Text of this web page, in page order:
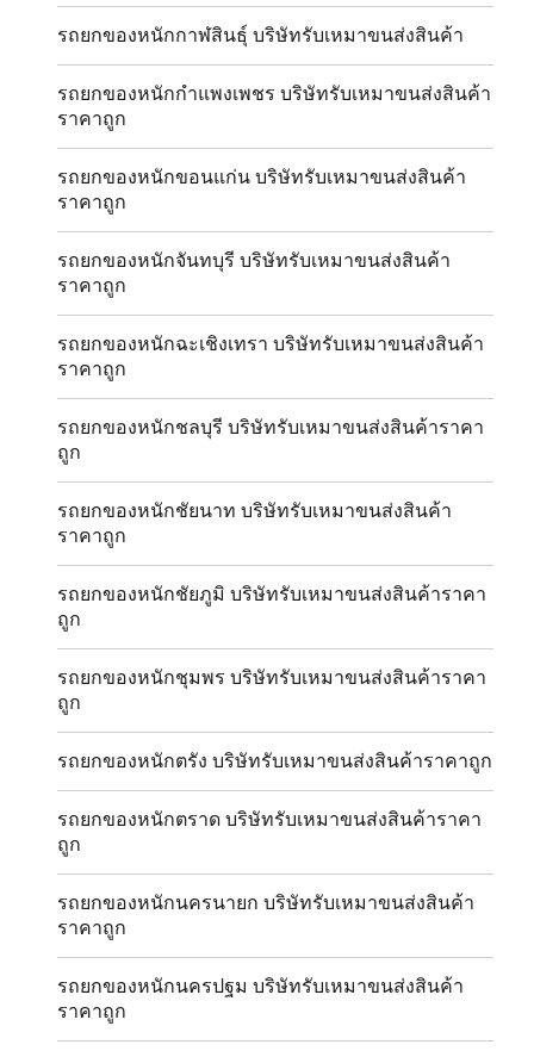
รถยกของหนักกาฬสินธุ์ บริษัทรับเหมาขนส่งสินค้า
รถยกของหนักกำแพงเพชร บริษัทรับเหมาขนส่งสินค้า
ราคาถูก
รถยกของหนักขอนแก่น บริษัทรับเหมาขนส่งสินค้า
ราคาถูก
รถยกของหนักจันทบุรี บริษัทรับเหมาขนส่งสินค้า
ราคาถูก
รถยกของหนักฉะเชิงเทรา บริษัทรับเหมาขนส่งสินค้า
ราคาถูก
รถยกของหนักชลบุรี บริษัทรับเหมาขนส่งสินค้าราคา
ถูก
รถยกของหนักชัยนาท บริษัทรับเหมาขนส่งสินค้า
ราคาถูก
รถยกของหนักชัยภูมิ บริษัทรับเหมาขนส่งสินค้าราคา
ถูก
รถยกของหนักชุมพร บริษัทรับเหมาขนส่งสินค้าราคา
ถูก
รถยกของหนักตรัง บริษัทรับเหมาขนส่งสินค้าราคาถูก
รถยกของหนักตราด บริษัทรับเหมาขนส่งสินค้าราคา
ถูก
รถยกของหนักนครนายก บริษัทรับเหมาขนส่งสินค้า
ราคาถูก
รถยกของหนักนครปฐม บริษัทรับเหมาขนส่งสินค้า
ราคาถูก